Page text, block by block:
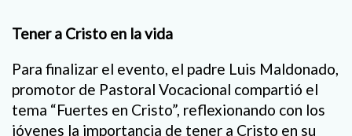
Tener a Cristo en la vida
Para finalizar el evento, el padre Luis Maldonado,
promotor de Pastoral Vocacional compartió el
tema “Fuertes en Cristo”, reflexionando con los
jóvenes la importancia de tener a Cristo en su